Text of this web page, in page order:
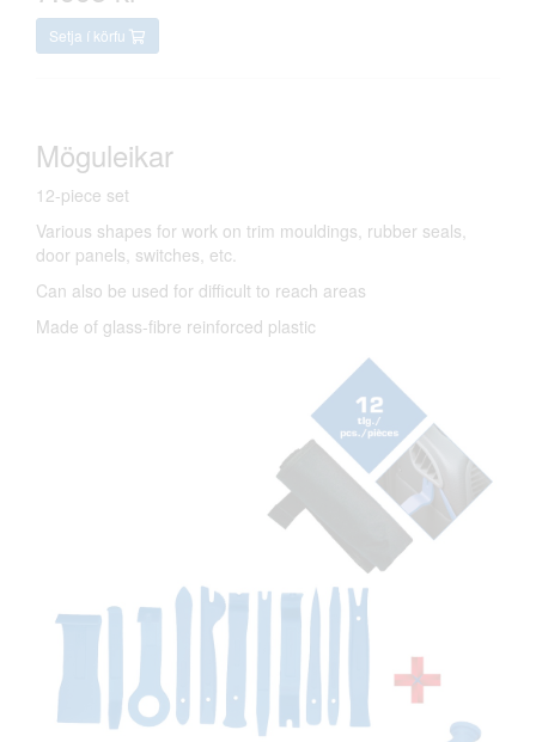
Setja í körfu
Möguleikar
12-piece set
Various shapes for work on trim mouldings, rubber seals,
door panels, switches, etc.
Can also be used for difficult to reach areas
Made of glass-fibre reinforced plastic